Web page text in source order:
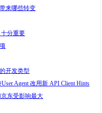
来哪些转变
分重要
开发类型
Agent 改用新 API Client Hints
东受影响最大